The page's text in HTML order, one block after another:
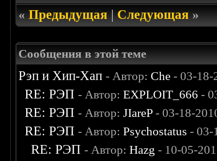
«Предыдущая|Следующая»
Сообщения в этой теме
Рэп и Хип-Хап - Автор: Che - 03-
RE: РЭП - Автор:EXPLOIT_666 -
RE: РЭП - Автор:JIareP - 03-18-
RE: РЭП - Автор:Psychostatus - 03-
RE: РЭП - Автор:Hazg - 10-05-